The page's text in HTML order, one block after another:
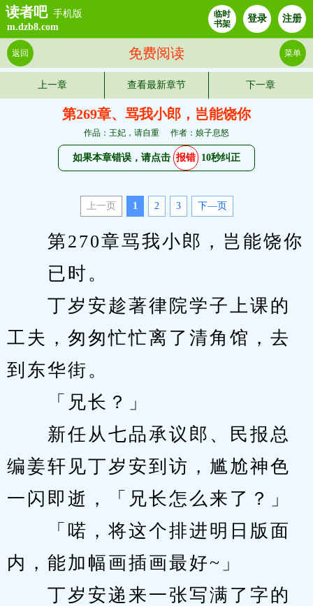
读者吧 手机版
m.dzb8.com
临时
书架
登录 注册
免费阅读
返回 菜单
上一章 查看最新章节 下一章
第269章、骂我小郎，岂能饶你
作品：王妃，请自重 作者：娘子息怒
如果本章错误，请点击 报错 10秒纠正
上一页 1 2 3 下—页
第270章骂我小郎，岂能饶你
已时。
丁岁安趁著律院学子上课的
工夫，匆匆忙忙离了清角馆，去
到东华街。
「兄长？」
新任从七品承议郎、民报总
编姜轩见丁岁安到访，尴尬神色
一闪即逝，「兄长怎么来了？」
「喏，将这个排进明日版面
内，能加幅画插画最好~」
丁岁安递来一张写满了字的